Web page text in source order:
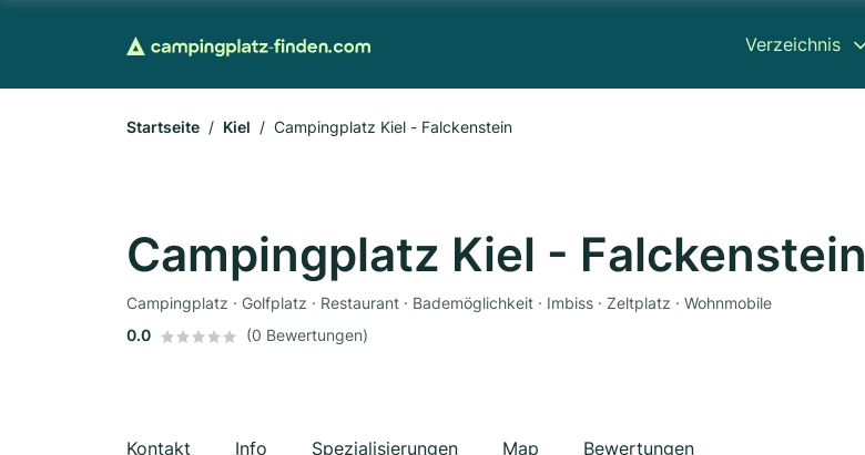
Verzeichnis
Startseite Kiel Campingplatz Kiel - Falckenstein
Campingplatz Kiel - Falckenstein
Campingplatz · Golfplatz · Restaurant · Bademöglichkeit · Imbiss · Zeltplatz · Wohnmobile
0.0
(0 Bewertungen)
Kontakt Info Spezialisierungen Map Bewertungen